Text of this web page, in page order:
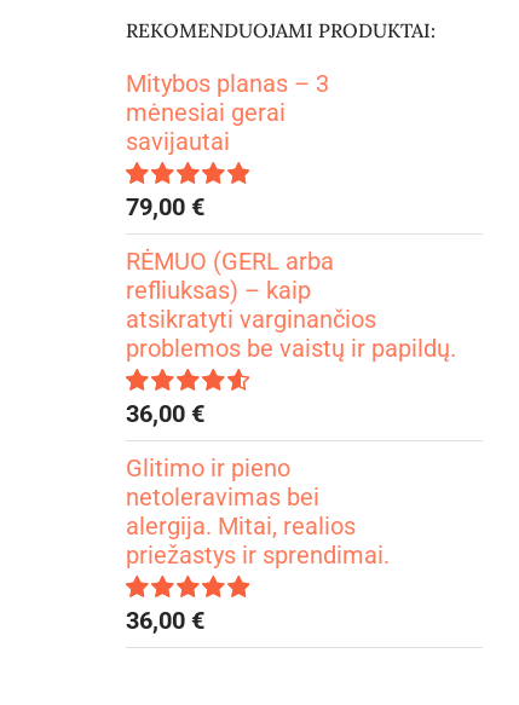
REKOMENDUOJAMI PRODUKTAI:
Mitybos planas – 3
mėnesiai gerai
savijautai
Įvertinimas:
4.99iš 5
79,00 €
RĖMUO (GERL arba
refliuksas) – kaip
atsikratyti varginančios
problemos be vaistų ir papildų.
Įvertinimas:
4.67iš 5
36,00 €
Glitimo ir pieno
netoleravimas bei
alergija. Mitai, realios
priežastys ir sprendimai.
Įvertinimas:
5.00iš 5
36,00 €